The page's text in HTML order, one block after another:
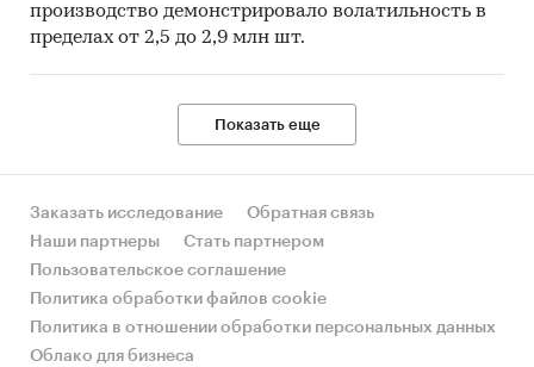
производство демонстрировало волатильность в
пределах от 2,5 до 2,9 млн шт.
Показать еще
Заказать исследование
Обратная связь
Наши партнеры
Стать партнером
Пользовательское соглашение
Политика обработки файлов cookie
Политика в отношении обработки персональных данных
Облако для бизнеса